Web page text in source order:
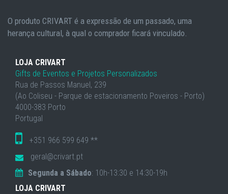
O produto CRIVART é a expressão de um passado, uma
herança cultural, à qual o comprador ficará vinculado.
LOJA CRIVART
Gifts de Eventos e Projetos Personalizados
Rua de Passos Manuel, 239
(Ao Coliseu - Parque de estacionamento Poveiros - Porto)
4000-383 Porto
Portugal
+351 966 599 649 **
geral@crivart.pt
Segunda a Sábado: 10h-13:30 e 14:30-19h
LOJA CRIVART